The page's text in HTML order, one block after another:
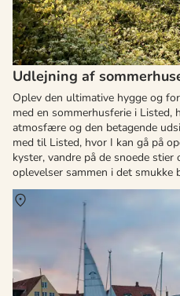
Udlejning af
Oplev den ultimative hygge og
med en sommerhusferie i Listed,
atmosfære og den betagende
med til Listed, hvor I kan gå på
kyster, vandre på de snoede
oplevelser sammen i det smukke
Bølshavn